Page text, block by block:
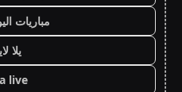
مباريات
يلا
live